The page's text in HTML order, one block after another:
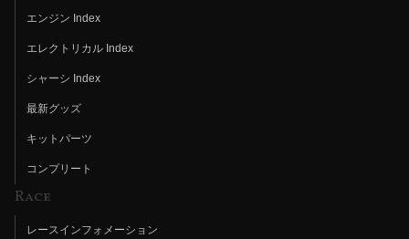
エンジン Index
エレクトリカル Index
シャーシ Index
最新グッズ
キットパーツ
コンプリート
Race
レースインフォメーション